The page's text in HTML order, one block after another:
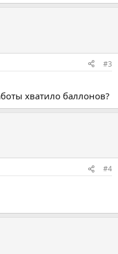
#3
хватило баллонов?
#4